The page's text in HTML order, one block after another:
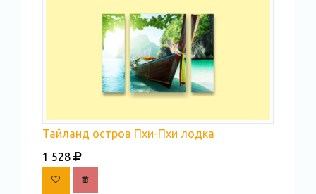
Тайланд остров Пхи-Пхи лодка
1 528